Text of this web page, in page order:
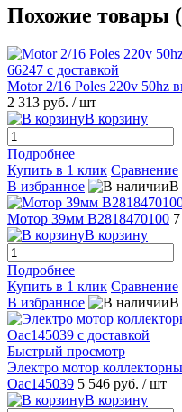
Похожие товары
Motor 2/16 Poles 220v 50hz
2 313 руб. / шт
В корзину
Подробнее
Купить в 1 клик Сравнение
В избранное
В
Мотор 39мм B2818470100
В корзину
Подробнее
Купить в 1 клик Сравнение
В избранное
В
Быстрый просмотр
Электро мотор
Oac145039 5 546 руб. / шт
В корзину